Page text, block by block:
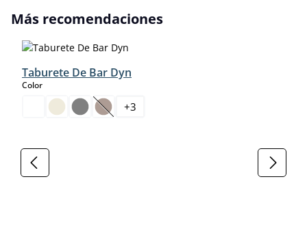
Omitir la galería de productos
Más recomendaciones
Taburete De Bar Dyn
Colorselect
(Esta opción no está disponible en este
+3